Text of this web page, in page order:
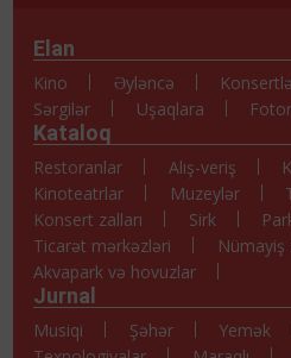
Elan
Kino Əyləncə
Sərgilər
Uşaqlara
Kataloq
Restoranlar Alış-veriş
Kinoteatrlar
Muzeylər
Konsert zalları
Sirk
Ticarət mərkəzləri
Nümayiş
Akvapark və hovuzlar
Jurnal
Musiqi Şəhər Yemək